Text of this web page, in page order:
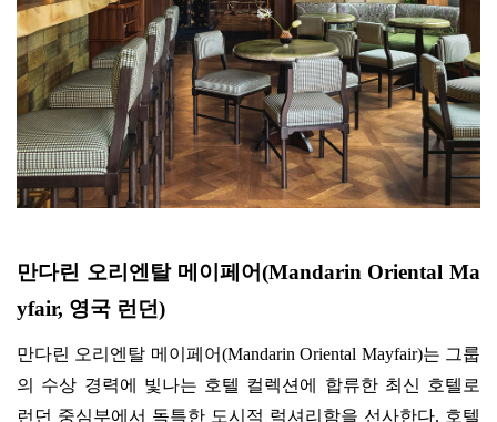
만다린 오리엔탈 메이페어(Mandarin Oriental Ma
yfair, 영국 런던)
만다린 오리엔탈 메이페어(Mandarin Oriental Mayfair)는 그룹
의 수상 경력에 빛나는 호텔 컬렉션에 합류한 최신 호텔로
런던 중심부에서 독특한 도시적 럭셔리함을 선사한다. 호텔